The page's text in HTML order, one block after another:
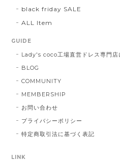
black friday SALE
ALL Item
GUIDE
Lady's coco工場直営ドレス専門店
BLOG
COMMUNITY
MEMBERSHIP
お問い合わせ
プライバシーポリシー
特定商取引法に基づく表記
LINK